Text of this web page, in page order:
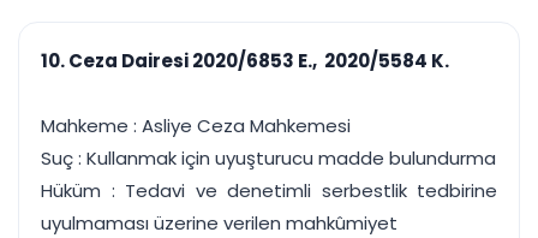
Duruşma ve görev
takvimi
Bildirim
Süreleri asla kaçırmayın
takibi
Tek panelde uçtan uca yönetim
UYAP & UETS entegrasyonundan finansa, hepsi bir arada.
10. Ceza Dairesi 2020/6853 E., 2020/5584 K.
Mahkeme : Asliye Ceza Mahkemesi
Suç : Kullanmak için uyuşturucu madde bulundurma
Hüküm : Tedavi ve denetimli serbestlik tedbirine
uyulmaması üzerine verilen mahkûmiyet